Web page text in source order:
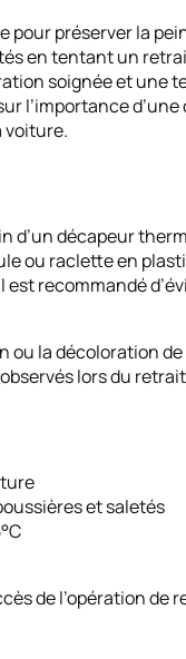
préserver la
en tentant un
soignée et une
l’importance
voiture.
d’un décapeur
ou raclette en
recommandé
la décoloration de
lors du
et saletés
de l’opération de